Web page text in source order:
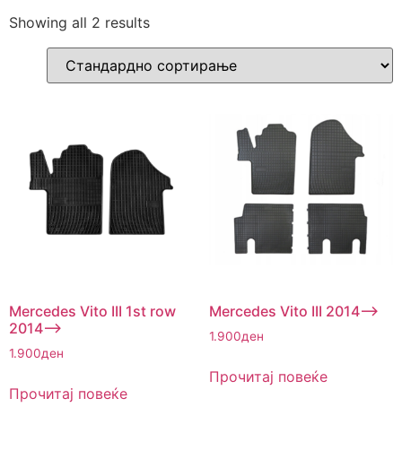
Showing all 2 results
Mercedes Vito III 1st row
2014–>
1.900ден
Прочитај повеќе
Mercedes Vito III 2014–>
1.900ден
Прочитај повеќе